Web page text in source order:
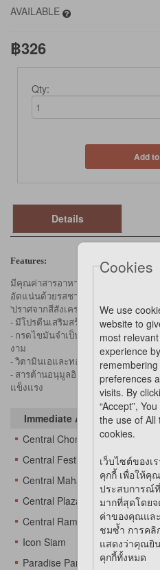
AVAILABLE
฿326
Qty:
Add
Details
Features:
มีคุณค่าสารอาหารครบถ้วนและสมดุล
อัดแน่นด้วยรสชาติของปลาทะเลเหม
'ปราศจากสีสังเคราะห์และวัตถุกันเสีย
- มีโปรตีนเสริมสร้างกล้ามเนื้อให้สมบู
- กรดไขมันจำเป็น ซิงก์ บำรุงผิวหนังใ
งาม
- วิตามินเอและทอรีน บำรุงสายตาช่ว
- สารต้านอนุมูลอิสระ เสริมสร้างระบ
แข็งแรง
Immediate Availability At
Central Chonburi
Central Festival Eastville
Central Mahachai
Central Plaza Changwattana
Central Rama 3
Icon Siam
Paradise Park
Cookies
We use
website to
most relevant
experience by
preferences
visits. By
“Accept”,
the use of All
cookies.
เว็บไซต์ของเ
คุกกี้ เพื่อให้คุ
ประสบการณ์ที่
มากที่สุดโดยจ
ค่าของคุณแล
ชมซ้ำ การคลิ
แสดงว่าคุณยิ
คุกกี้ทั้งหมด